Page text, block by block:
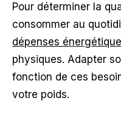
Pour déterminer la
consommer au
dépenses
physiques. Adapter
fonction de ces
votre poids.